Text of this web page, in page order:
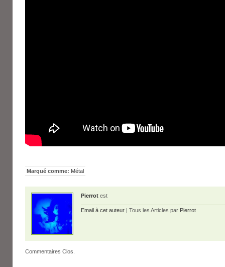
Marqué comme: Métal
Pierrot est
Email à cet auteur | Tous les Articles par Pierrot
Commentaires Clos.